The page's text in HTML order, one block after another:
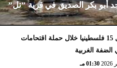
أبو بكر الصديق في قرية ”تل”
الاحتلال يعتقل 15 فلسطينيا خلال حملة اقتحامات
الغربية
01:30 مـ